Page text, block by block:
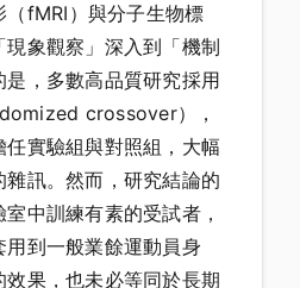
（fMRI）與分子生物標
象觀察」深入到「機制
，多數高品質研究採用
crossover），
實驗組與對照組，大幅
訊。然而，研究結論的
中訓練有素的受試者，
到一般業餘運動員身
果，也未必等同於長期